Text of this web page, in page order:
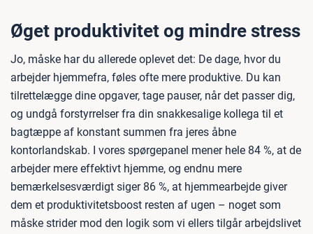
Øget produktivitet og mindre stress
Jo, måske har du allerede oplevet det: De dage, hvor du
arbejder hjemmefra, føles ofte mere produktive. Du kan
tilrettelægge dine opgaver, tage pauser, når det passer dig,
og undgå forstyrrelser fra din snakkesalige kollega til et
bagtæppe af konstant summen fra jeres åbne
kontorlandskab. I vores spørgepanel mener hele 84 %, at de
arbejder mere effektivt hjemme, og endnu mere
bemærkelsesværdigt siger 86 %, at hjemmearbejde giver
dem et produktivitetsboost resten af ugen – noget som
måske strider mod den logik som vi ellers tilgår arbejdslivet